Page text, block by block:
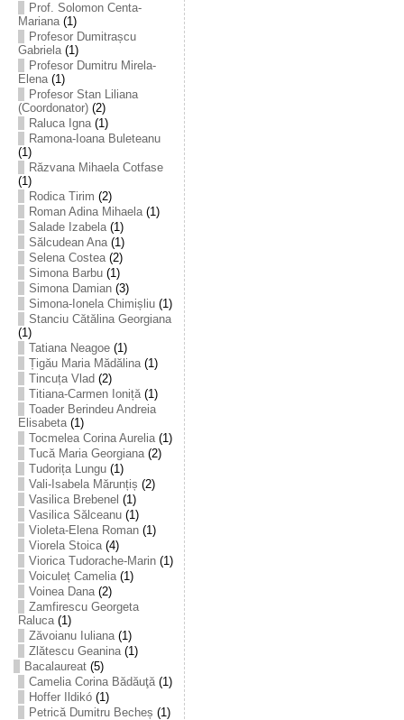
Prof. Solomon Centa-
Mariana(1)
Profesor Dumitrașcu
Gabriela(1)
Profesor Dumitru Mirela-
Elena(1)
Profesor Stan Liliana
(Coordonator)(2)
Raluca Igna(1)
Ramona-Ioana Buleteanu
(1)
Răzvana Mihaela Cotfase
(1)
Rodica Tirim (2)
Roman Adina Mihaela(1)
Salade Izabela(1)
Sălcudean Ana(1)
Selena Costea(2)
Simona Barbu(1)
Simona Damian(3)
Simona-Ionela Chimișliu(1)
Stanciu Cătălina Georgiana
(1)
Tatiana Neagoe(1)
Țigău Maria Mădălina(1)
Tincuța Vlad (2)
Titiana-Carmen Ioniță(1)
Toader Berindeu Andreia
Elisabeta(1)
Tocmelea Corina Aurelia(1)
Tucă Maria Georgiana(2)
Tudorița Lungu(1)
Vali-Isabela Mărunțiș (2)
Vasilica Brebenel (1)
Vasilica Sălceanu(1)
Violeta-Elena Roman(1)
Viorela Stoica(4)
Viorica Tudorache-Marin(1)
Voiculeț Camelia(1)
Voinea Dana(2)
Zamfirescu Georgeta
Raluca(1)
Zăvoianu Iuliana(1)
Zlătescu Geanina(1)
Bacalaureat(5)
Camelia Corina Bădăuţă(1)
Hoffer Ildikó(1)
Petrică Dumitru Becheș (1)